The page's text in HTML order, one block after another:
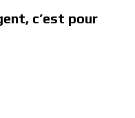
c’est pour